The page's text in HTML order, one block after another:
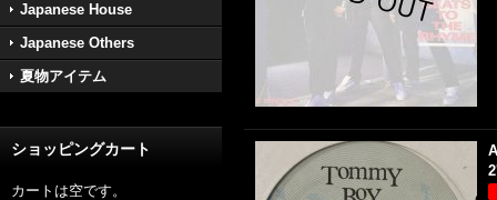
Japanese House
Japanese Others
夏物アイテム
ショッピングカート
カートは空です。